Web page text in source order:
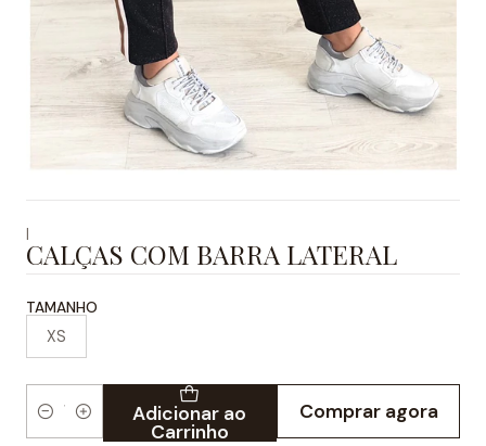
|
CALÇAS COM BARRA LATERAL
TAMANHO
XS
Quantidade Adicionar ao
Carrinho
Comprar agora